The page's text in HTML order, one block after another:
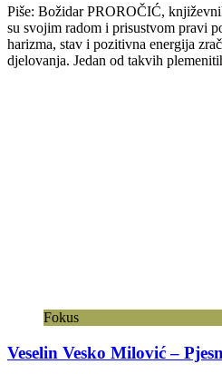
Piše: Božidar PROROČIĆ,
su svojim radom i prisustvom pravi
harizma, stav i pozitivna energija
djelovanja. Jedan od takvih
Fokus
Veselin Vesko Milović –